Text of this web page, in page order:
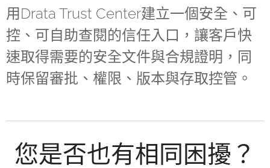
用Drata Trust Center建立一個安全、可
控、可自助查閱的信任入口，讓客戶快
速取得需要的安全文件與合規證明，同
時保留審批、權限、版本與存取控管。
您是否也有相同困擾？